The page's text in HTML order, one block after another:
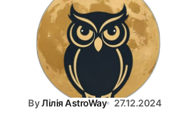
By Лілія AstroWay 27.12.2024